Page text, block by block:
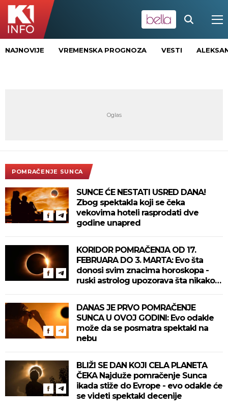
NAJNOVIJE VREMENSKA PROGNOZA VESTI
POMRAČENJE SUNCA
SUNCE ĆE NESTATI USRED DANA!
Zbog spektakla koji se čeka
vekovima hoteli rasprodati dve
godine unapred
KORIDOR POMRAČENJA OD 17.
FEBRUARA DO 3. MARTA: Evo šta
donosi svim znacima horoskopa -
ruski astrolog upozorava šta nikako
DANAS JE PRVO POMRAČENJE
SUNCA U OVOJ GODINI: Evo odakle
može da se posmatra spektakl na
nebu
BLIŽI SE DAN KOJI CELA PLANETA
ČEKA Najduže pomračenje Sunca
ikada stiže do Evrope - evo odakle će
se videti spektakl decenije